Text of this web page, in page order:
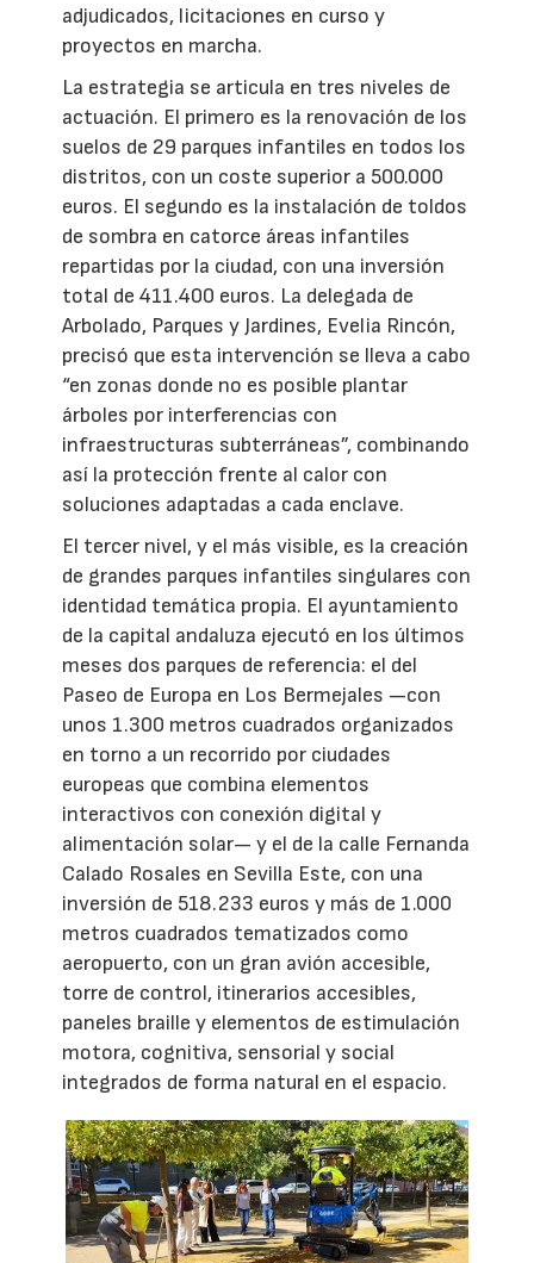
adjudicados, licitaciones en curso y
proyectos en marcha.
La estrategia se articula en tres niveles de
actuación. El primero es la renovación de los
suelos de 29 parques infantiles en todos los
distritos, con un coste superior a 500.000
euros. El segundo es la instalación de toldos
de sombra en catorce áreas infantiles
repartidas por la ciudad, con una inversión
total de 411.400 euros. La delegada de
Arbolado, Parques y Jardines, Evelia Rincón,
precisó que esta intervención se lleva a cabo
“en zonas donde no es posible plantar
árboles por interferencias con
infraestructuras subterráneas”, combinando
así la protección frente al calor con
soluciones adaptadas a cada enclave.
El tercer nivel, y el más visible, es la creación
de grandes parques infantiles singulares con
identidad temática propia. El ayuntamiento
de la capital andaluza ejecutó en los últimos
meses dos parques de referencia: el del
Paseo de Europa en Los Bermejales —con
unos 1.300 metros cuadrados organizados
en torno a un recorrido por ciudades
europeas que combina elementos
interactivos con conexión digital y
alimentación solar— y el de la calle Fernanda
Calado Rosales en Sevilla Este, con una
inversión de 518.233 euros y más de 1.000
metros cuadrados tematizados como
aeropuerto, con un gran avión accesible,
torre de control, itinerarios accesibles,
paneles braille y elementos de estimulación
motora, cognitiva, sensorial y social
integrados de forma natural en el espacio.